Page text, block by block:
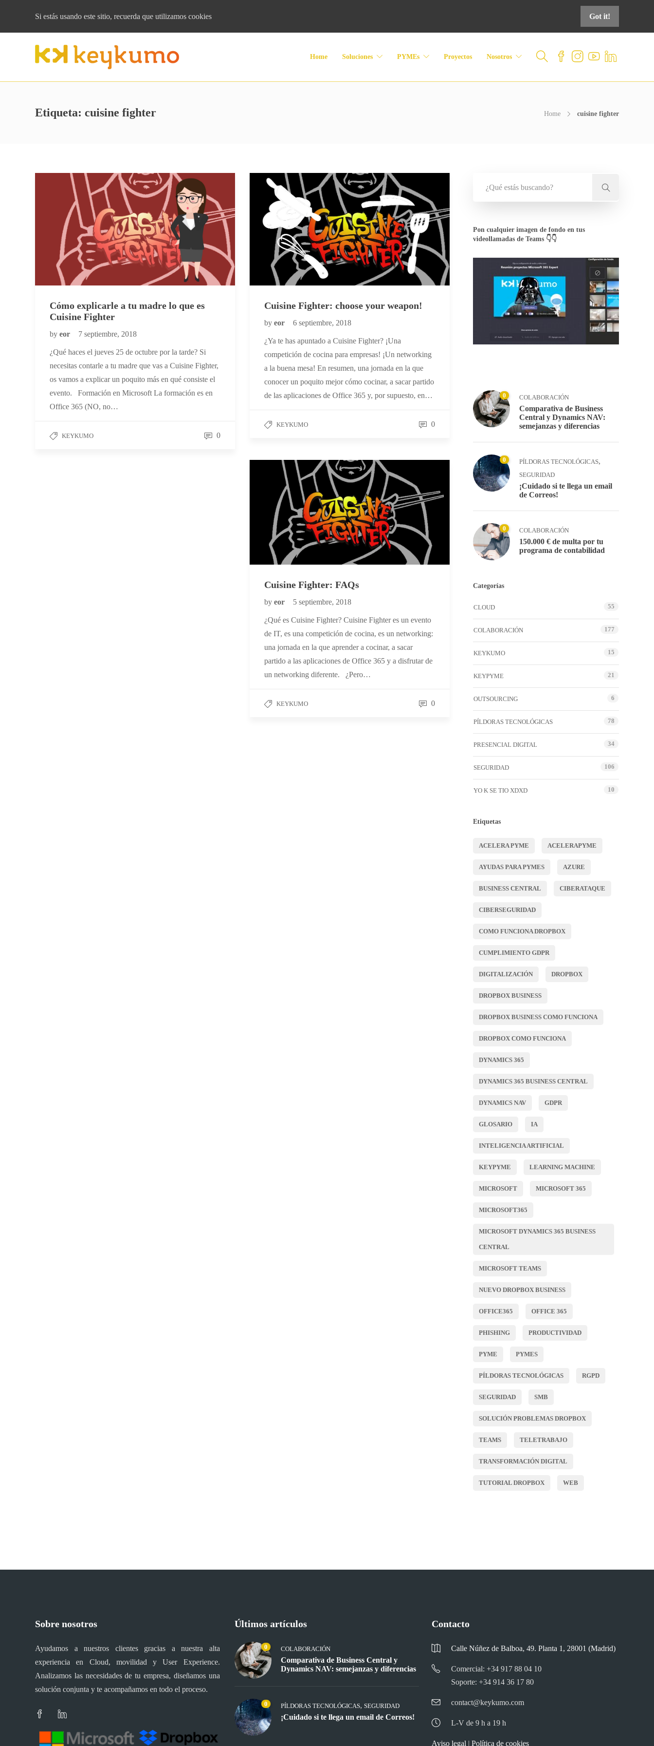
Si estás usando este sitio, recuerda que utilizamos cookies Got it!
Home Soluciones PYMEs Proyectos Nosotros
Etiqueta: cuisine fighter Home cuisine fighter
Cómo explicarle a tu madre lo que es
Cuisine Fighter
by eor 7 septiembre, 2018
¿Qué haces el jueves 25 de octubre por la tarde? Si
necesitas contarle a tu madre que vas a Cuisine Fighter,
os vamos a explicar un poquito más en qué consiste el
evento. Formación en Microsoft La formación es en
Office 365 (NO, no…
KEYKUMO 0
Cuisine Fighter: choose your weapon!
by eor 6 septiembre, 2018
¿Ya te has apuntado a Cuisine Fighter? ¡Una
competición de cocina para empresas! ¡Un networking
a la buena mesa! En resumen, una jornada en la que
conocer un poquito mejor cómo cocinar, a sacar partido
de las aplicaciones de Office 365 y, por supuesto, en…
KEYKUMO 0
Cuisine Fighter: FAQs
by eor 5 septiembre, 2018
¿Qué es Cuisine Fighter? Cuisine Fighter es un evento
de IT, es una competición de cocina, es un networking:
una jornada en la que aprender a cocinar, a sacar
partido a las aplicaciones de Office 365 y a disfrutar de
un networking diferente. ¿Pero…
KEYKUMO 0
Pon cualquier imagen de fondo en tus
videollamadas de Teams 👇👇
0 COLABORACIÓN
Comparativa de Business
Central y Dynamics NAV:
semejanzas y diferencias
0 PÍLDORAS TECNOLÓGICAS,
SEGURIDAD
¡Cuidado si te llega un email
de Correos!
0 COLABORACIÓN
150.000 € de multa por tu
programa de contabilidad
Categorías
CLOUD 55
COLABORACIÓN 177
KEYKUMO 15
KEYPYME 21
OUTSOURCING 6
PÍLDORAS TECNOLÓGICAS 78
PRESENCIAL DIGITAL 34
SEGURIDAD 106
YO K SE TIO XDXD 10
Etiquetas
ACELERA PYME ACELERAPYME
AYUDAS PARA PYMES AZURE
BUSINESS CENTRAL CIBERATAQUE
CIBERSEGURIDAD
COMO FUNCIONA DROPBOX
CUMPLIMIENTO GDPR
DIGITALIZACIÓN DROPBOX
DROPBOX BUSINESS
DROPBOX BUSINESS COMO FUNCIONA
DROPBOX COMO FUNCIONA
DYNAMICS 365
DYNAMICS 365 BUSINESS CENTRAL
DYNAMICS NAV GDPR
GLOSARIO IA
INTELIGENCIA ARTIFICIAL
KEYPYME LEARNING MACHINE
MICROSOFT MICROSOFT 365
MICROSOFT365
MICROSOFT DYNAMICS 365 BUSINESS
CENTRAL
MICROSOFT TEAMS
NUEVO DROPBOX BUSINESS
OFFICE365 OFFICE 365
PHISHING PRODUCTIVIDAD
PYME PYMES
PÍLDORAS TECNOLÓGICAS RGPD
SEGURIDAD SMB
SOLUCIÓN PROBLEMAS DROPBOX
TEAMS TELETRABAJO
TRANSFORMACIÓN DIGITAL
TUTORIAL DROPBOX WEB
Sobre nosotros
Ayudamos a nuestros clientes gracias a nuestra alta
experiencia en Cloud, movilidad y User Experience.
Analizamos las necesidades de tu empresa, diseñamos una
solución conjunta y te acompañamos en todo el proceso.
Últimos artículos
0 COLABORACIÓN
Comparativa de Business Central y
Dynamics NAV: semejanzas y diferencias
0 PÍLDORAS TECNOLÓGICAS, SEGURIDAD
¡Cuidado si te llega un email de Correos!
Contacto
Calle Núñez de Balboa, 49. Planta 1, 28001 (Madrid)
Comercial: +34 917 88 04 10
Soporte: +34 914 36 17 80
contact@keykumo.com
L-V de 9 h a 19 h
Aviso legal |Política de cookies